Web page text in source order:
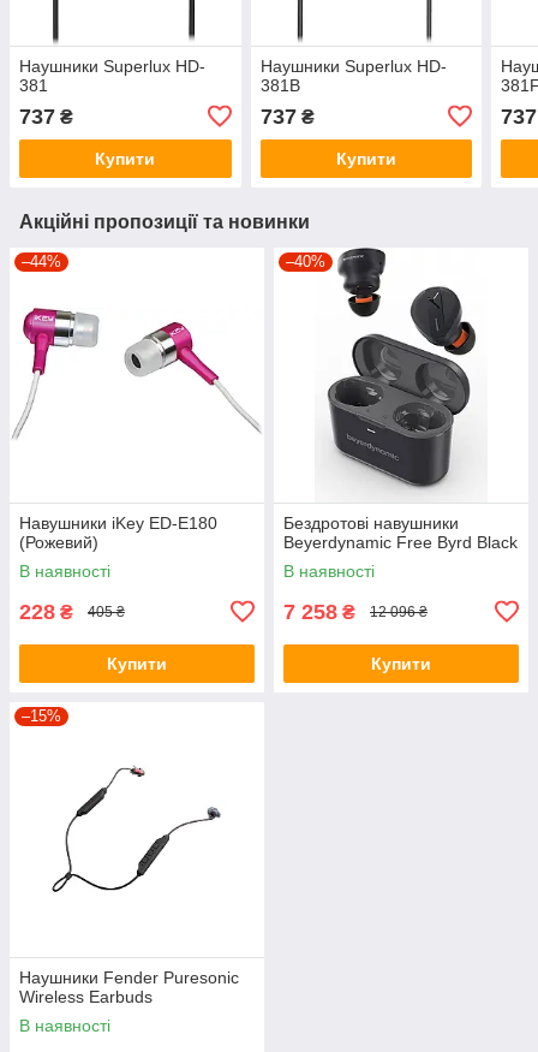
Наушники Superlux HD-
381
737 ₴
Купити
Наушники Superlux HD-
381B
737₴
Купити
737
Акційні пропозиції та новинки
–44%
Навушники iKey ED-E180
(Рожевий)
В наявності
228 ₴ 405 ₴
Купити
–40%
Бездротові навушники
Beyerdynamic Free Byrd Black
В наявності
7 258 ₴ 12 096 ₴
Купити
–15%
Наушники Fender Puresonic
Wireless Earbuds
В наявності